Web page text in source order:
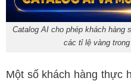
Catalog AI cho phép khách hàng
các tỉ lệ vàng
Một số khách hàng thực